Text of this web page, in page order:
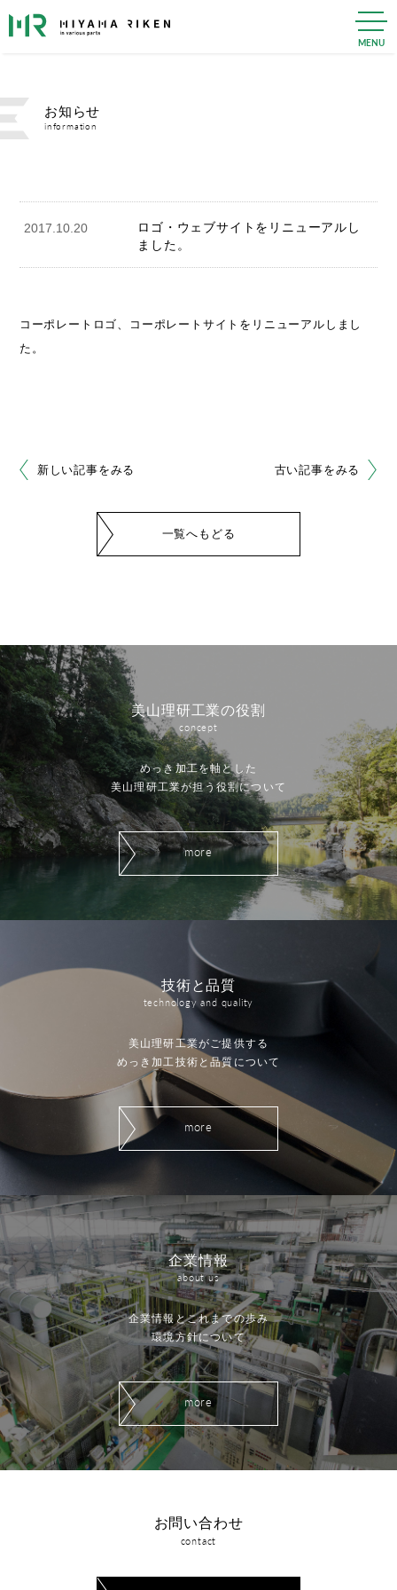
MENU
お知らせ
information
2017.10.20
ロゴ・ウェブサイトをリニューアルし
ました。
コーポレートロゴ、コーポレートサイトをリニューアルしまし
た。
新しい記事をみる 古い記事をみる
一覧へもどる
美山理研工業の役割
concept
めっき加工を軸とした
美山理研工業が担う役割について
more
技術と品質
technology and quality
美山理研工業がご提供する
めっき加工技術と品質について
more
企業情報
about us
企業情報とこれまでの歩み
環境方針について
more
お問い合わせ
contact